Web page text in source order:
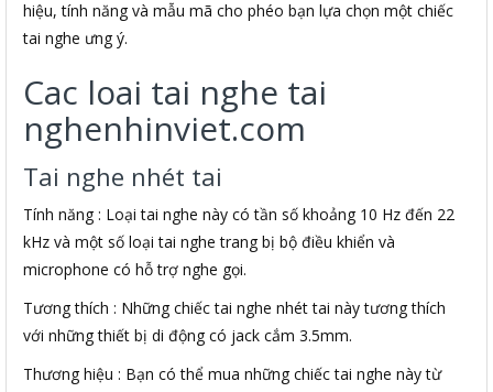
hiệu, tính năng và mẫu mã cho phéo bạn lựa chọn một chiếc
tai nghe ưng ý.
Cac loai tai nghe tai
nghenhinviet.com
Tai nghe nhét tai
Tính năng : Loại tai nghe này có tần số khoảng 10 Hz đến 22
kHz và một số loại tai nghe trang bị bộ điều khiển và
microphone có hỗ trợ nghe gọi.
Tương thích : Những chiếc tai nghe nhét tai này tương thích
với những thiết bị di động có jack cắm 3.5mm.
Thương hiệu : Bạn có thể mua những chiếc tai nghe này từ